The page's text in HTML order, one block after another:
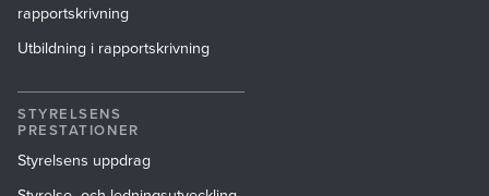
rapportskrivning
Utbildning i rapportskrivning
STYRELSENS
PRESTATIONER
Styrelsens uppdrag